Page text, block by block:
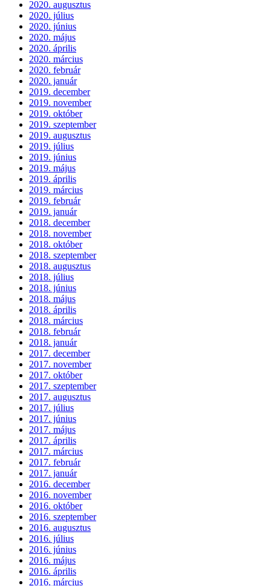
2020. augusztus
2020. július
2020. június
2020. május
2020. április
2020. március
2020. február
2020. január
2019. december
2019. november
2019. október
2019. szeptember
2019. augusztus
2019. július
2019. június
2019. május
2019. április
2019. március
2019. február
2019. január
2018. december
2018. november
2018. október
2018. szeptember
2018. augusztus
2018. július
2018. június
2018. május
2018. április
2018. március
2018. február
2018. január
2017. december
2017. november
2017. október
2017. szeptember
2017. augusztus
2017. július
2017. június
2017. május
2017. április
2017. március
2017. február
2017. január
2016. december
2016. november
2016. október
2016. szeptember
2016. augusztus
2016. július
2016. június
2016. május
2016. április
2016. március